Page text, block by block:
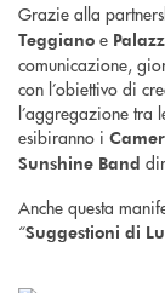
Grazie alla
Teggiano e
comunicazione,
con l’obiettivo di
l’aggregazione tra
esibiranno i
Sunshine Band
Anche questa
“Suggestioni di